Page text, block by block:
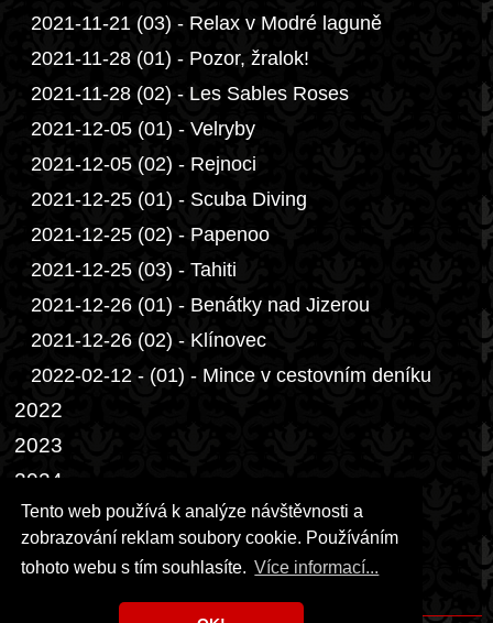
Tento web používá k analýze návštěvnosti a
zobrazování reklam soubory cookie. Používáním
tohoto webu s tím souhlasíte. Více informací...
2021-11-21 (03) - Relax v Modré laguně
2021-11-28 (01) - Pozor, žralok!
2021-11-28 (02) - Les Sables Roses
2021-12-05 (01) - Velryby
2021-12-05 (02) - Rejnoci
2021-12-25 (01) - Scuba Diving
2021-12-25 (02) - Papenoo
2021-12-25 (03) - Tahiti
2021-12-26 (01) - Benátky nad Jizerou
2021-12-26 (02) - Klínovec
2022-02-12 - (01) - Mince v cestovním deníku
2022
2023
2024
2025
2026